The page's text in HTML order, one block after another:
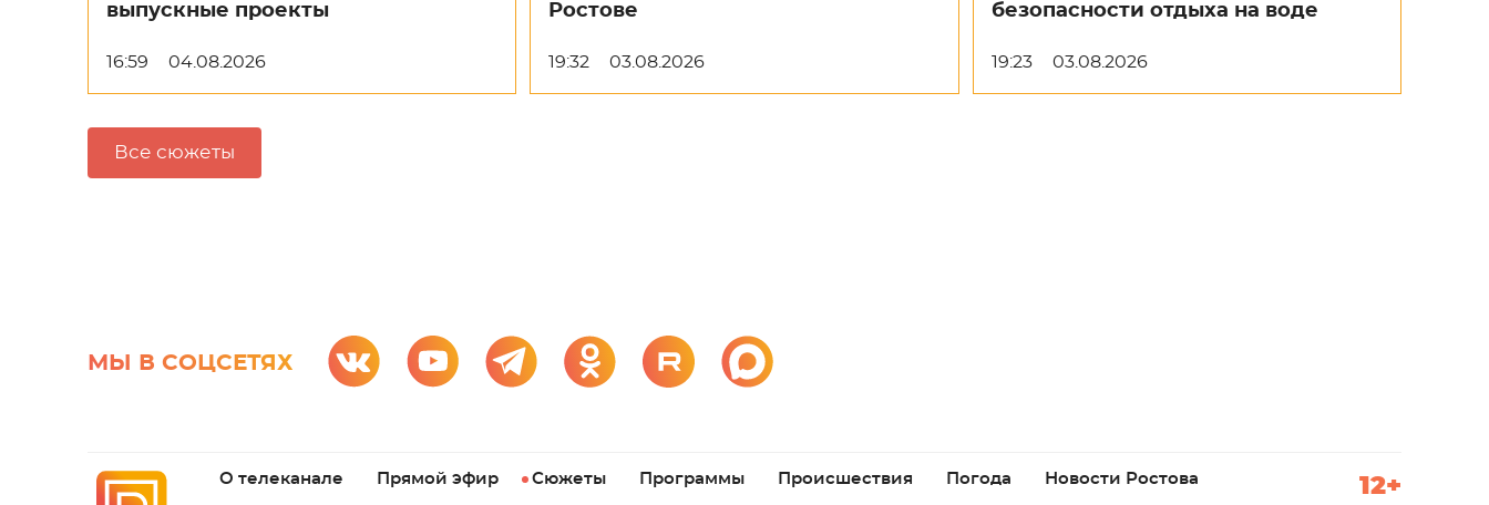
выпускные проекты
16:59 04.08.2026
Ростове
19:32 03.08.2026
безопасности отдыха на воде
19:23 03.08.2026
Все сюжеты
МЫ В СОЦСЕТЯХ
О телеканале Прямой эфир Сюжеты Программы Происшествия Погода Новости Ростова 12+